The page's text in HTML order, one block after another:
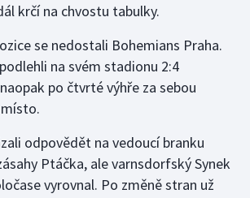
krčí na chvostu tabulky.
se nedostali Bohemians Praha.
na svém stadionu 2:4
po čtvrté výhře za sebou
odpovědět na vedoucí branku
Ptáčka, ale varnsdorfský Synek
vyrovnal. Po změně stran už